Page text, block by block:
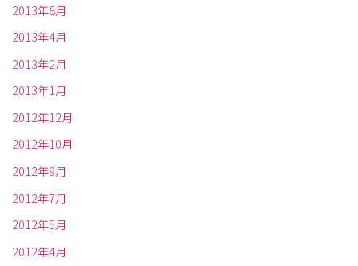
2013年8月
2013年4月
2013年2月
2013年1月
2012年12月
2012年10月
2012年9月
2012年7月
2012年5月
2012年4月